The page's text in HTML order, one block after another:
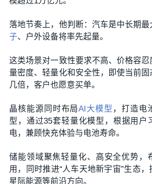
落地节奏上，他判断：汽车是中长期最
子、户外设备将率先起量。
这类场景对一致性要求不高、价格容
量密度、轻量化和安全性，即使当前
几倍，客户也愿意买单。
晶核能源同时布局AI大模型 ，打造电
型，通过35套轻量化模型，根据用户
电，兼顾快充体验与电池寿命。
储能领域聚焦轻量化、高安全优势，
用，同时推进“人车天地新宇宙”生态
星际能源等前沿方向。